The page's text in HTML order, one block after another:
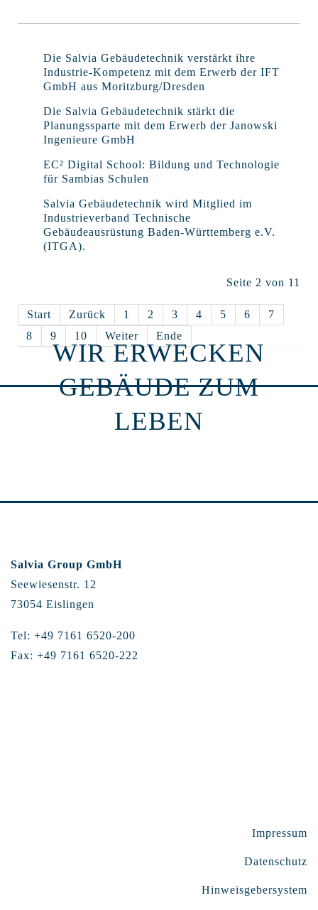
Die Salvia Gebäudetechnik verstärkt ihre
Industrie-Kompetenz mit dem Erwerb der IFT
GmbH aus Moritzburg/Dresden
Die Salvia Gebäudetechnik stärkt die
Planungssparte mit dem Erwerb der Janowski
Ingenieure GmbH
EC² Digital School: Bildung und Technologie
für Sambias Schulen
Salvia Gebäudetechnik wird Mitglied im
Industrieverband Technische
Gebäudeausrüstung Baden-Württemberg e.V.
(ITGA).
Seite 2 von 11
Start Zurück 1 2 3 4 5 6
7
8
9 10 Weiter Ende
WIR ERWECKEN
GEBÄUDE ZUM
LEBEN
Salvia Group GmbH
Seewiesenstr. 12
73054 Eislingen
Tel: +49 7161 6520-200
Fax: +49 7161 6520-222
Impressum
Datenschutz
Hinweisgebersystem